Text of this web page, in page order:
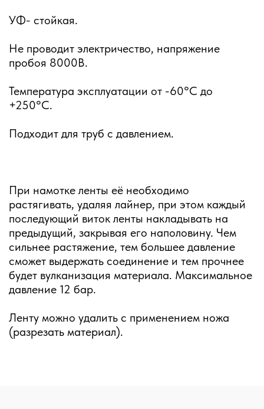
УФ- стойкая.
Не проводит электричество, напряжение
пробоя 8000В.
Температура эксплуатации от -60°С до
+250°С.
Подходит для труб с давлением.
При намотке ленты её необходимо
растягивать, удаляя лайнер, при этом каждый
последующий виток ленты накладывать на
предыдущий, закрывая его наполовину. Чем
сильнее растяжение, тем большее давление
сможет выдержать соединение и тем прочнее
будет вулканизация материала. Максимальное
давление 12 бар.
Ленту можно удалить с применением ножа
(разрезать материал).